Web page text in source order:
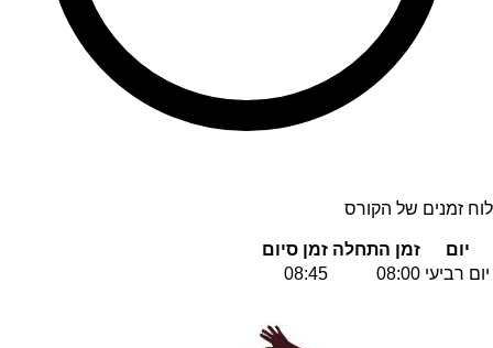
לוח זמנים של הקורס
יום זמן התחלה זמן סיום
יום רביעי 08:00
08:45